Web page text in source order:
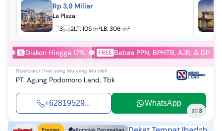
Rp 3,9 Miliar
La Plaza
3
2LT:105 m²LB:306 m²
Diskon Hingga 17% Bebas PPN, BPHTB, AJB, & DP
Diperbarui 1 hari yang lalu yang lalu oleh
PT. Agung Podomoro Land, Tbk
+62819529... WhatsApp
3